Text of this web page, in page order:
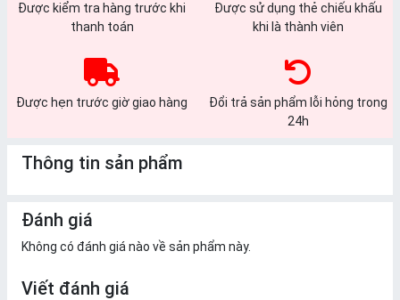
Được kiểm tra hàng trước khi
thanh toán
Được sử dụng thẻ chiếu khấu
khi là thành viên
Được hẹn trước giờ giao hàng
Đổi trả sản phẩm lỗi hỏng trong
24h
Thông tin sản phẩm
Đánh giá
Không có đánh giá nào về sản phẩm này.
Viết đánh giá